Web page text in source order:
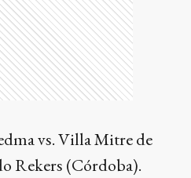
vs. Villa Mitre de
Rekers (Córdoba).